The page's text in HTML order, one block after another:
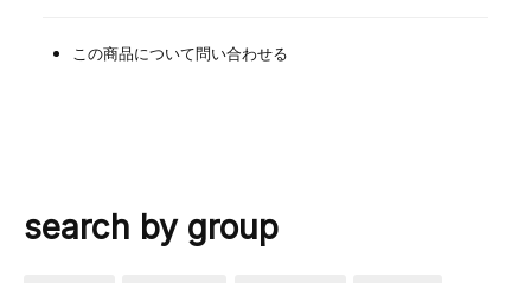
この商品について問い合わせる
search by group